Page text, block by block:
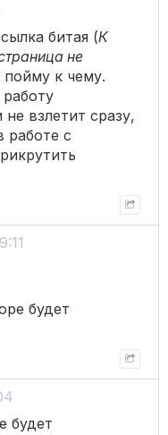
битая (К
не
к чему.
взлетит сразу,
работе с
будет
будет